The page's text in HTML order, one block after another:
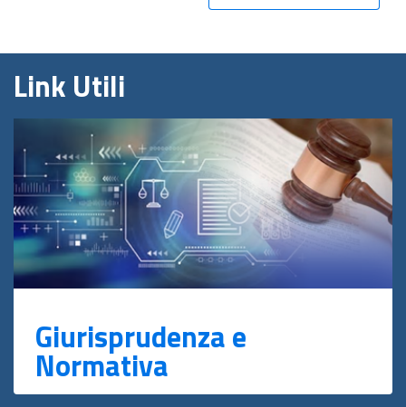
Link Utili
Giurisprudenza e
Normativa